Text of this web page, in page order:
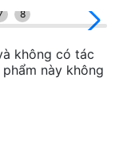
8
không có tác
này không